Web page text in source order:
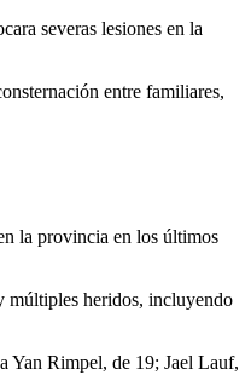
severas lesiones en la
entre familiares,
la provincia en los últimos
múltiples heridos, incluyendo
Yan Rimpel, de 19; Jael Lauf,